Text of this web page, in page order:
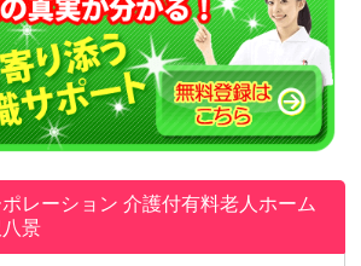
レーション介護付有料老人ホーム
景